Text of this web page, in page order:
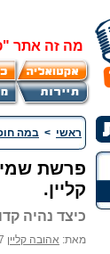
מה זה אתר
ראשי > במה
פרשת
קליין.
כיצד נהיה
מאת: אהובה קליין